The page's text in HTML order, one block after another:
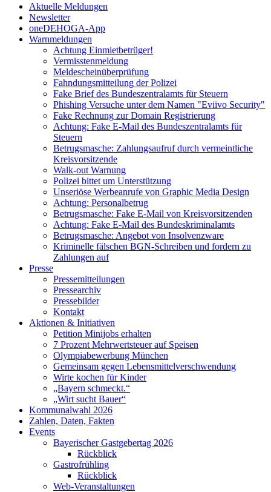
Aktuelle Meldungen
Newsletter
oneDEHOGA-App
Warnmeldungen
Achtung Einmietbetrüger!
Vermisstenmeldung
Meldescheinüberprüfung
Fahndungsmitteilung der Polizei
Fake Brief des Bundeszentralamts für Steuern
Phishing Versuche unter dem Namen "Eviivo Security"
Fake Rechnung zur Domain Registrierung
Achtung: Fake E-Mail des Bundeszentralamts für
Steuern
Betrugsmasche: Zahlungsaufruf durch vermeintliche
Kreisvorsitzende
Walk-out Warnung
Polizei bittet um Unterstützung
Unseriöse Werbeanrufe von Graphic Media Design
Achtung: Personalbetrug
Betrugsmasche: Fake E-Mail von Kreisvorsitzenden
Achtung: Fake E-Mail des Bundeskriminalamts
Betrugsmasche: Angebot von Insolvenzware
Kriminelle fälschen BGN-Schreiben und fordern zu
Zahlungen auf
Presse
Pressemitteilungen
Pressearchiv
Pressebilder
Kontakt
Aktionen & Initiativen
Petition Minijobs erhalten
7 Prozent Mehrwertsteuer auf Speisen
Olympiabewerbung München
Gemeinsam gegen Lebensmittelverschwendung
Wirte kochen für Kinder
„Bayern schmeckt.“
„Wirt sucht Bauer“
Kommunalwahl 2026
Zahlen, Daten, Fakten
Events
Bayerischer Gastgebertag 2026
Rückblick
Gastrofrühling
Rückblick
Web-Veranstaltungen